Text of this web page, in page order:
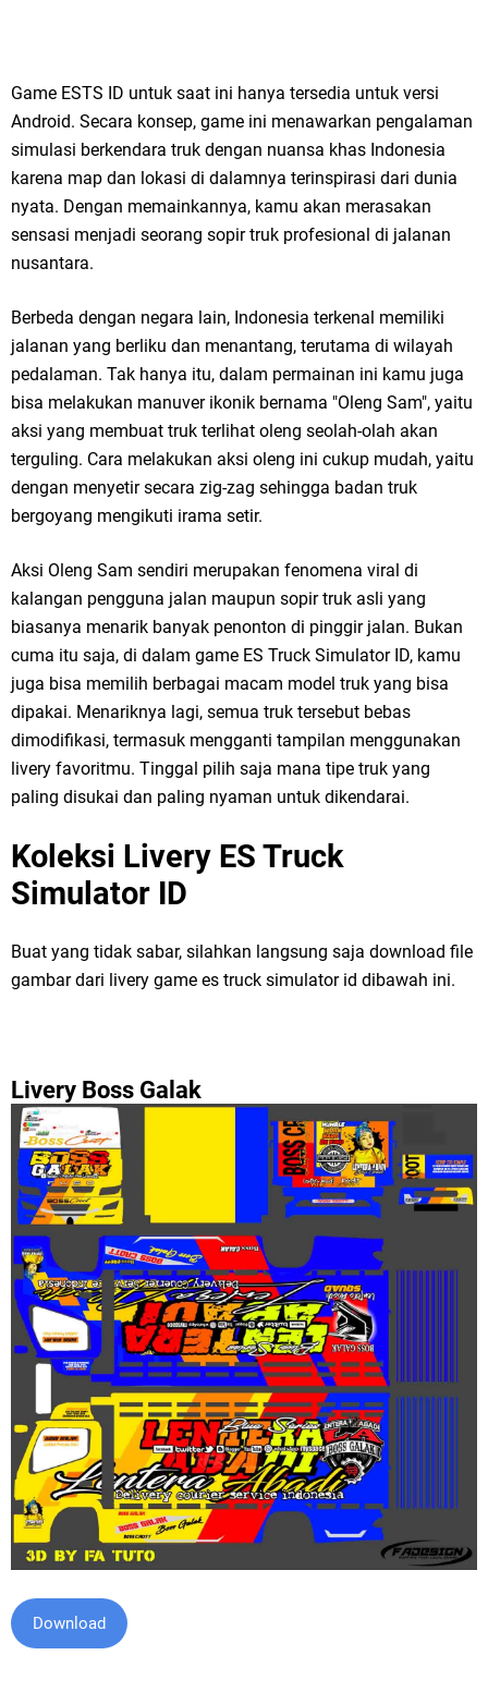
Game ESTS ID untuk saat ini hanya tersedia untuk versi
Android. Secara konsep, game ini menawarkan pengalaman
simulasi berkendara truk dengan nuansa khas Indonesia
karena map dan lokasi di dalamnya terinspirasi dari dunia
nyata. Dengan memainkannya, kamu akan merasakan
sensasi menjadi seorang sopir truk profesional di jalanan
nusantara.
Berbeda dengan negara lain, Indonesia terkenal memiliki
jalanan yang berliku dan menantang, terutama di wilayah
pedalaman. Tak hanya itu, dalam permainan ini kamu juga
bisa melakukan manuver ikonik bernama "Oleng Sam", yaitu
aksi yang membuat truk terlihat oleng seolah-olah akan
terguling. Cara melakukan aksi oleng ini cukup mudah, yaitu
dengan menyetir secara zig-zag sehingga badan truk
bergoyang mengikuti irama setir.
Aksi Oleng Sam sendiri merupakan fenomena viral di
kalangan pengguna jalan maupun sopir truk asli yang
biasanya menarik banyak penonton di pinggir jalan. Bukan
cuma itu saja, di dalam game ES Truck Simulator ID, kamu
juga bisa memilih berbagai macam model truk yang bisa
dipakai. Menariknya lagi, semua truk tersebut bebas
dimodifikasi, termasuk mengganti tampilan menggunakan
livery favoritmu. Tinggal pilih saja mana tipe truk yang
paling disukai dan paling nyaman untuk dikendarai.
Koleksi Livery ES Truck
Simulator ID
Buat yang tidak sabar, silahkan langsung saja download file
gambar dari livery game es truck simulator id dibawah ini.
Livery Boss Galak
Download